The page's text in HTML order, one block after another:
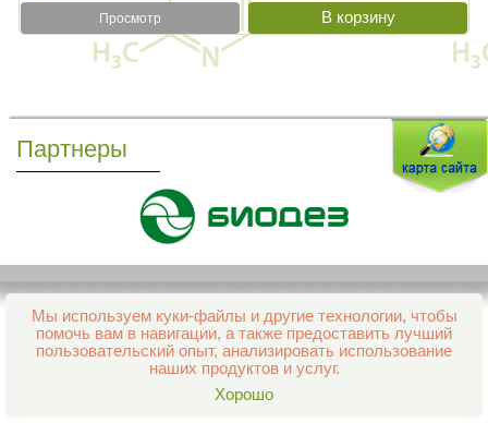
Просмотр
Партнеры
Мы используем куки-файлы и другие технологии, чтобы
помочь вам в навигации, а также предоставить лучший
пользовательский опыт, анализировать использование
наших продуктов и услуг.
Хорошо
Все права защищены и охраняются законом
© 2013–2026 Интернет-аптека Фармация
support@aptekapenza.ru
Телефон: Служба обработки заказов 99-98-28